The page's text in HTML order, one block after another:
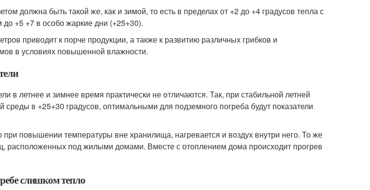
должна быть такой же, как и зимой, то есть в пределах от +2 до +4 градусов тепла с
+5 +7 в особо жаркие дни (+25+30).
приводит к порче продукции, а также к развитию различных грибков и
в условиях повышенной влажности.
в летнее и зимнее время практически не отличаются. Так, при стабильной летней
в +25+30 градусов, оптимальными для подземного погреба будут показатели
при повышении температуры вне хранилища, нагревается и воздух внутри него. То же
расположенных под жилыми домами. Вместе с отоплением дома происходит прогрев
слишком тепло